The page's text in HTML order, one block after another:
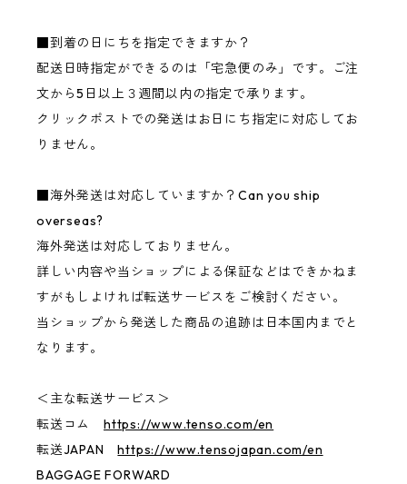
■到着の日にちを指定できますか？
配送日時指定ができるのは「宅急便のみ」です。ご注
文から5日以上３週間以内の指定で承ります。
クリックポストでの発送はお日にち指定に対応してお
りません。
■海外発送は対応していますか？Can you ship
overseas?
海外発送は対応しておりません。
詳しい内容や当ショップによる保証などはできかねま
すがもしよければ転送サービスをご検討ください。
当ショップから発送した商品の追跡は日本国内までと
なります。
＜主な転送サービス＞
転送コム https://www.tenso.com/en
転送JAPANhttps://www.tensojapan.com/en
BAGGAGE FORWARD